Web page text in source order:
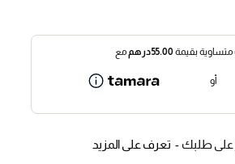
55.00درهممع
أو
تعرف على المزيد